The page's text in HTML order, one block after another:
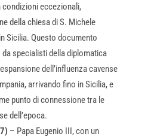
eccezionali,
della chiesa di S. Michele
Sicilia. Questo documento
specialisti della diplomatica
dell’influenza cavense
arrivando fino in Sicilia, e
punto di connessione tra le
dell’epoca.
– Papa Eugenio III, con un